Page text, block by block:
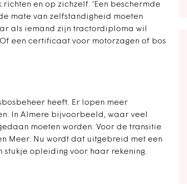
en op zichzelf. ‘Een beschermde
mate van zelfstandigheid moeten
als iemand zijn tractordiploma wil
een certificaat voor motorzagen of bos
heeft. Er lopen meer
In Almere bijvoorbeeld, waar veel
moeten worden. Voor de transitie
Meer. Nu wordt dat uitgebreid met een
stukje opleiding voor haar rekening.